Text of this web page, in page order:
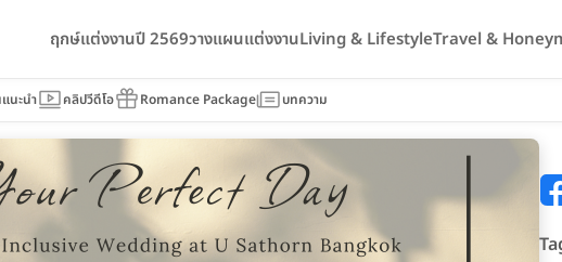
ฤกษ์แต่งงานปี 2569วางแผนแต่งงานLiving & LifestyleTravel &
นะนำ คลิปวีดีโอ Romance Package บทความ